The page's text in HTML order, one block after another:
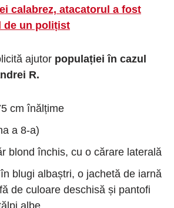
calabrez, atacatorul a fost
de un polițist
ajutor populației în cazul
R.
cm înălțime
a 8-a)
blond închis, cu o cărare laterală
blugi albaștri, o jachetă de iarnă
de culoare deschisă și pantofi
albe